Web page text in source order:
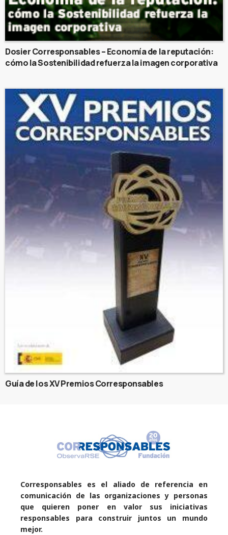
Dosier Corresponsables – Economía de la reputación:
cómo la Sostenibilidad refuerza la imagen corporativa
Guía de los XV Premios Corresponsables
Corresponsables es el aliado de referencia en
comunicación de las organizaciones y personas
que quieren poner en valor sus iniciativas
responsables para construir juntos un mundo
mejor.